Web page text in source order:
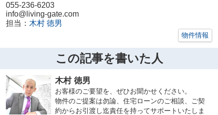
055-236-6203
info@living-gate.com
担当： 木村 徳男
物件情報
この記事を書いた人
木村 徳男
お客様のご要望を、ぜひお聞かせください。
物件のご提案は勿論、住宅ローンのご相談、ご契
約からお引渡し迄責任を持ってサポートいたしま